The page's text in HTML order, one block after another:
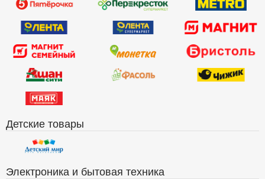
Детские товары
Электроника и бытовая техника